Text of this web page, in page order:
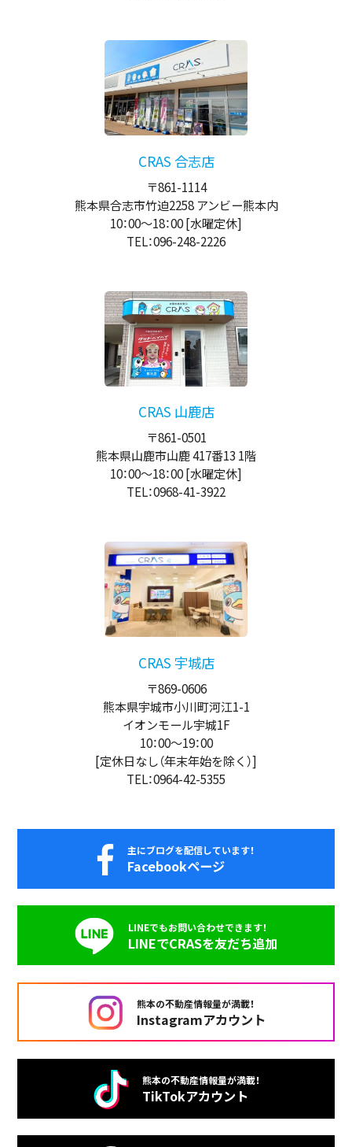
CRAS 合志店
〒861-1114
熊本県合志市竹迫2258 アンビー熊本内
10：00～18：00[水曜定休]
TEL：096-248-2226
CRAS 山鹿店
〒861-0501
熊本県山鹿市山鹿 417番13 1階
10：00～18：00[水曜定休]
TEL：0968-41-3922
CRAS 宇城店
〒869-0606
熊本県宇城市小川町河江1-1
イオンモール宇城1F
10：00～19：00
[定休日なし（年末年始を除く）]
TEL：0964-42-5355
主にブログを配信しています！
Facebookページ
LINEでもお問い合わせできます！
LINEでCRASを友だち追加
熊本の不動産情報量が満載！
Instagramアカウント
熊本の不動産情報量が満載！
TikTokアカウント